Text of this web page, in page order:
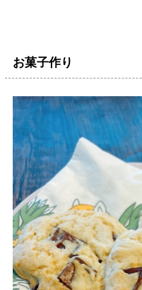
お菓子作り